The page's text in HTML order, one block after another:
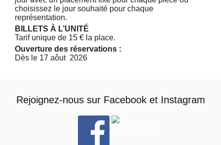
choisissez le jour souhaité pour chaque
représentation.
BILLETS À L’UNITÉ
Tarif unique de 15 € la place.
Ouverture des réservations :
Dès le 17 aôut 2026
Rejoignez-nous sur Facebooket Instagram